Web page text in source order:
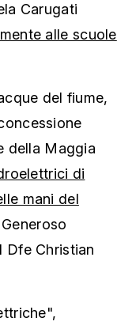
Carugati
alle scuole
del fiume,
della Maggia
di
mani del
Dfe Christian